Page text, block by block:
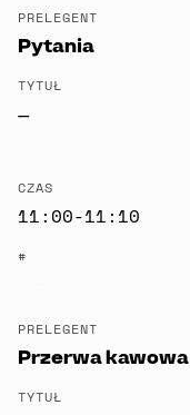
PRELEGENT
Pytania
TYTUŁ
—
CZAS
11:00-11:10
#
PRELEGENT
Przerwa kawowa
TYTUŁ